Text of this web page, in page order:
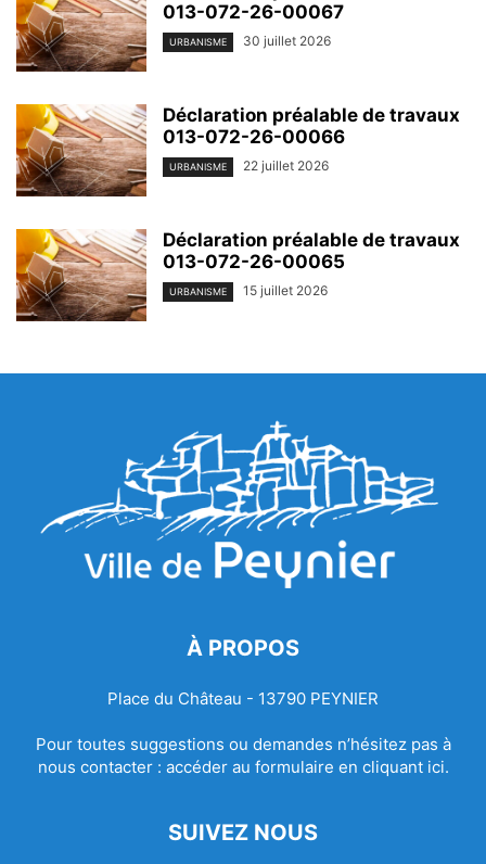
013-072-26-00067
URBANISME 30 juillet 2026
Déclaration préalable de travaux
013-072-26-00066
URBANISME 22 juillet 2026
Déclaration préalable de travaux
013-072-26-00065
URBANISME 15 juillet 2026
À PROPOS
Place du Château - 13790 PEYNIER
Pour toutes suggestions ou demandes n’hésitez pas à
nous contacter : accéder au formulaire en cliquant ici.
SUIVEZ NOUS